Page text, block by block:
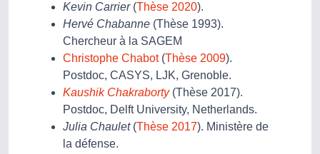
Kevin Carrier(Thèse 2020).
Hervé Chabanne (Thèse 1993).
Chercheur à la SAGEM
Christophe Chabot(Thèse 2009).
Postdoc, CASYS, LJK, Grenoble.
Kaushik Chakraborty(Thèse 2017).
Postdoc, Delft University, Netherlands.
Julia Chaulet(Thèse 2017). Ministère de
la défense.